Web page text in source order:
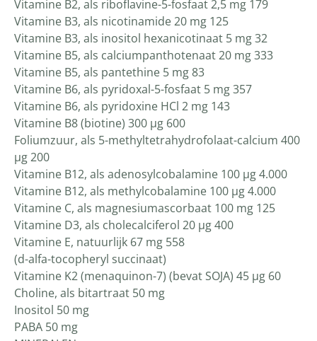
Vitamine B2, als riboflavine-5-fosfaat 2,5 mg 179
Vitamine B3, als nicotinamide 20 mg 125
Vitamine B3, als inositol hexanicotinaat 5 mg 32
Vitamine B5, als calciumpanthotenaat 20 mg 333
Vitamine B5, als pantethine 5 mg 83
Vitamine B6, als pyridoxal-5-fosfaat 5 mg 357
Vitamine B6, als pyridoxine HCl 2 mg 143
Vitamine B8 (biotine) 300 µg 600
Foliumzuur, als 5-methyltetrahydrofolaat-calcium 400
μg 200
Vitamine B12, als adenosylcobalamine 100 μg 4.000
Vitamine B12, als methylcobalamine 100 μg 4.000
Vitamine C, als magnesiumascorbaat 100 mg 125
Vitamine D3, als cholecalciferol 20 µg 400
Vitamine E, natuurlijk 67 mg 558
(d-alfa-tocopheryl succinaat)
Vitamine K2 (menaquinon-7) (bevat SOJA) 45 µg 60
Choline, als bitartraat 50 mg
Inositol 50 mg
PABA 50 mg